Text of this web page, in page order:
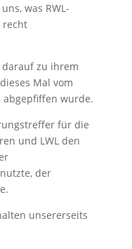
was RWL-
recht
darauf zu ihrem
Mal vom
abgepfiffen wurde.
für die
und LWL den
der
unsererseits